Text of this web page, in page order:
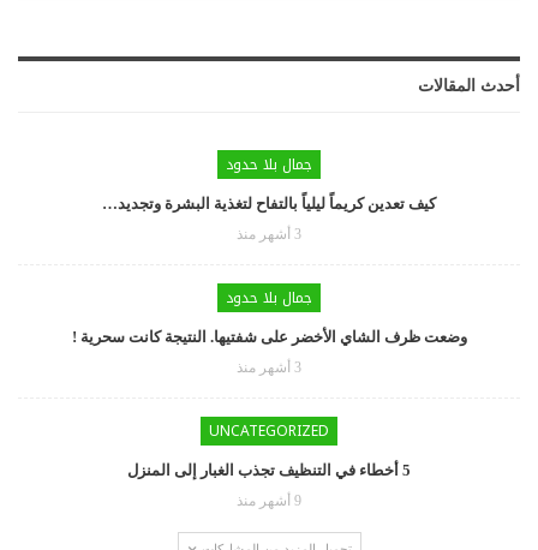
أحدث المقالات
جمال بلا حدود
كيف تعدين كريماً ليلياً بالتفاح لتغذية البشرة وتجديد…
3 أشهر منذ
جمال بلا حدود
وضعت ظرف الشاي الأخضر على شفتيها. النتيجة كانت سحرية !
3 أشهر منذ
UNCATEGORIZED
5 أخطاء في التنظيف تجذب الغبار إلى المنزل
9 أشهر منذ